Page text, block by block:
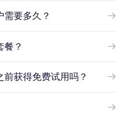
要多久？
餐？
获得免费试用吗？